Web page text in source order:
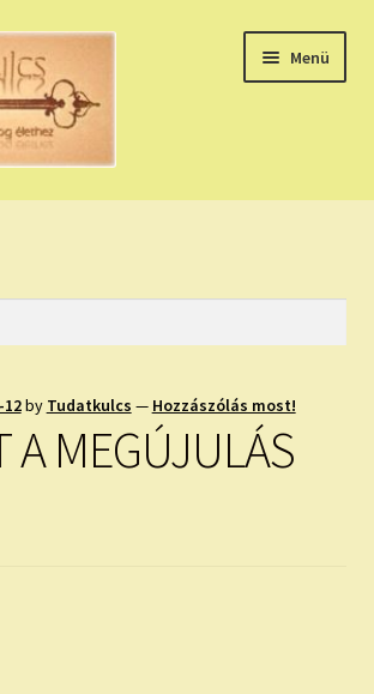
Menü
12by Tudatkulcs — Hozzászólás most!
A MEGÚJULÁS